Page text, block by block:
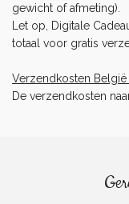
gewicht of afmeting).
Let op, Digitale
totaal voor gratis
Verzendkosten België
De verzendkosten